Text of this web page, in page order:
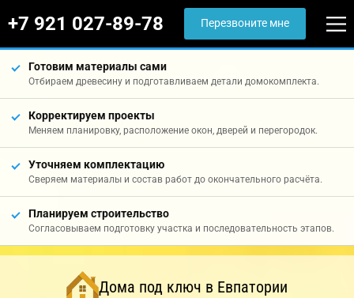
+7 921 027-89-78 Перезвоните мне
Готовим материалы сами
Отбираем древесину и подготавливаем детали домокомплекта.
Корректируем проекты
Меняем планировку, расположение окон, дверей и перегородок.
Уточняем комплектацию
Сверяем материалы и состав работ до окончательного расчёта.
Планируем строительство
Согласовываем подготовку участка и последовательность этапов.
Дома под ключ в Евпатории